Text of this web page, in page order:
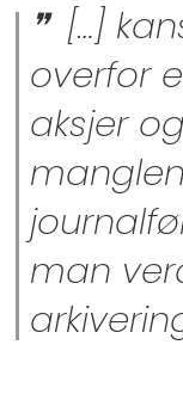
[…]
overfor
aksjer
man